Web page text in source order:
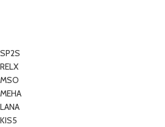
SP2S
RELX
MSO
MEHA
LANA
KIS5